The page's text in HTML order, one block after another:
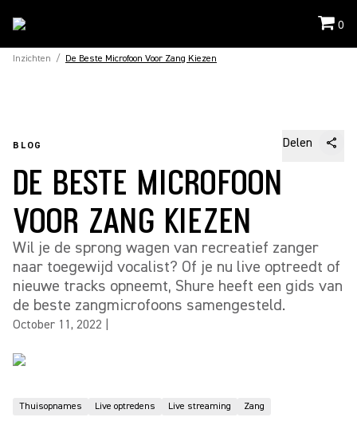
0
Inzichten / De Beste Microfoon Voor Zang Kiezen
BLOG Delen
DE BESTE MICROFOON
VOOR ZANG KIEZEN
Wil je de sprong wagen van recreatief zanger
naar toegewijd vocalist? Of je nu live optreedt of
nieuwe tracks opneemt, Shure heeft een gids van
de beste zangmicrofoons samengesteld.
October 11, 2022
Thuisopnames Live optredens Live streaming Zang